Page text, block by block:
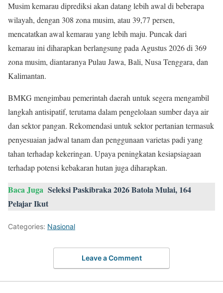
Musim kemarau diprediksi akan datang lebih awal di beberapa
wilayah, dengan 308 zona musim, atau 39,77 persen,
mencatatkan awal kemarau yang lebih maju. Puncak dari
kemarau ini diharapkan berlangsung pada Agustus 2026 di 369
zona musim, diantaranya Pulau Jawa, Bali, Nusa Tenggara, dan
Kalimantan.
BMKG mengimbau pemerintah daerah untuk segera mengambil
langkah antisipatif, terutama dalam pengelolaan sumber daya air
dan sektor pangan. Rekomendasi untuk sektor pertanian termasuk
penyesuaian jadwal tanam dan penggunaan varietas padi yang
tahan terhadap kekeringan. Upaya peningkatan kesiapsiagaan
terhadap potensi kebakaran hutan juga diharapkan.
Baca Juga Seleksi Paskibraka 2026 Batola Mulai, 164
Pelajar Ikut
Categories: Nasional
Leave a Comment